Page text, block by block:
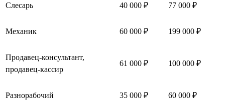
Слесарь 40 000 ₽ 77 000 ₽
Механик 60 000 ₽ 199 000 ₽
Продавец-консультант,
продавец-кассир
61 000 ₽ 100 000 ₽
Разнорабочий 35 000 ₽ 60 000 ₽